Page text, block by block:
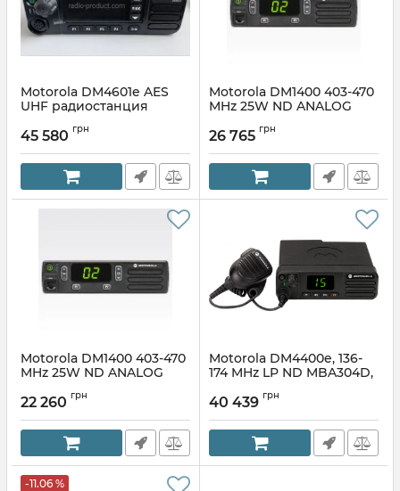
Motorola DM4601e AES
UHF радиостанция
уценка
Article:MDM28JNN9RA2AN
45 580 грн
Motorola DM1400 403-470
MHz 25W ND ANALOG
мобильная, аналоговая
26 765 грн
Motorola DM1400 403-470
MHz 25W ND ANALOG
мобильная, аналоговая
Article:437114396
22 260 грн
Motorola DM4400e, 136-
174 MHz LP ND MBA304D,
цифровая, мобильная
Article:MDM28QNC9VA2AN
40 439 грн
-11.06 %